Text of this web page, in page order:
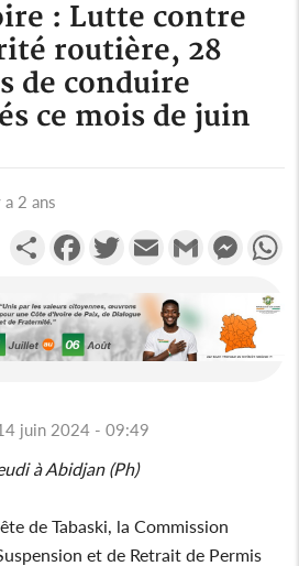
: Lutte contre
routière, 28
de conduire
ce mois de juin
a 2 ans
PartagerFacebookTwitterEmail Gmail
juin 2024 - 09:49
à Abidjan (Ph)
de Tabaski, la Commission
et de Retrait de Permis